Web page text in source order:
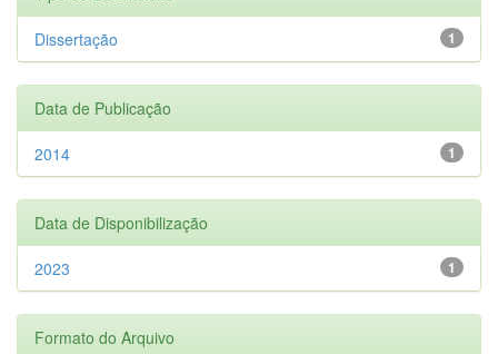
1
Dissertação
Data de Publicação
1
2014
Data de Disponibilização
1
2023
Formato do Arquivo